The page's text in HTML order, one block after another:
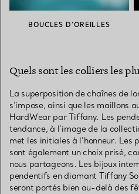
BOUCLES D’OREILLES
Quels sont les colliers les
La superposition de chaînes de
s’impose, ainsi que les maillons
HardWear par Tiffany. Les
tendance, à l’image de la
met les initiales à l’honneur.
sont également un choix prisé,
nous partageons. Les bijoux
pendentifs en diamant Tiffany
seront portés bien au-delà des